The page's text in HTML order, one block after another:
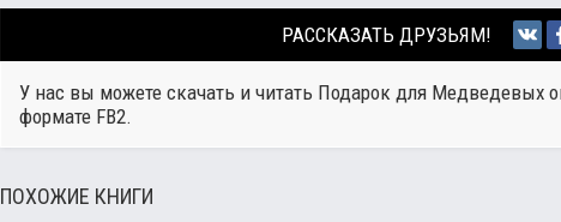
РАССКАЗАТЬ ДРУЗЬЯМ!
У нас вы можете скачать и читать Подарок для Медведевых
формате FB2.
ПОХОЖИЕ КНИГИ